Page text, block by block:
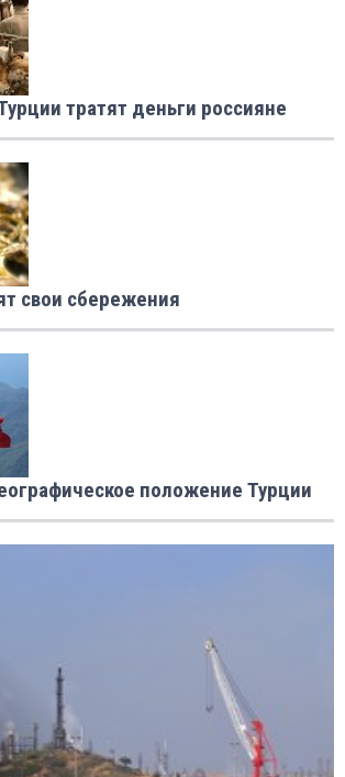
тратят деньги россияне
свои сбережения
положение Турции